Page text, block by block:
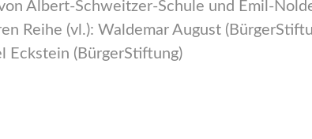
Albert-Schweitzer-Schule und Emil-
Reihe (vl.): Waldemar August
Eckstein (BürgerStiftung)